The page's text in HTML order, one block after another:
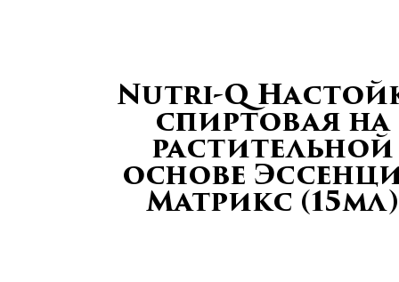
Nutri-Q
спиртовая на
растительной
основе
Матрикс (15мл)